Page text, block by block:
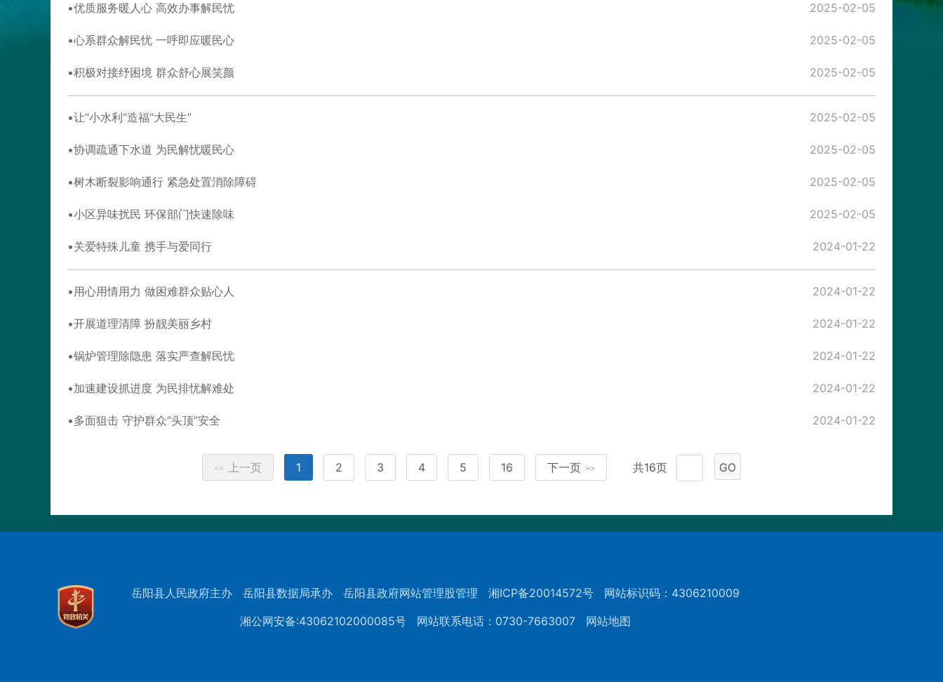
优质服务暖人心 高效办事解民忧 2025-02-05
心系群众解民忧 一呼即应暖民心 2025-02-05
积极对接纾困境 群众舒心展笑颜 2025-02-05
让“小水利”造福“大民生” 2025-02-05
协调疏通下水道 为民解忧暖民心 2025-02-05
树木断裂影响通行 紧急处置消除障碍 2025-02-05
小区异味扰民 环保部门快速除味 2025-02-05
关爱特殊儿童 携手与爱同行 2024-01-22
用心用情用力 做困难群众贴心人 2024-01-22
开展道理清障 扮靓美丽乡村 2024-01-22
锅炉管理除隐患 落实严查解民忧 2024-01-22
加速建设抓进度 为民排忧解难处 2024-01-22
多面狙击 守护群众“头顶”安全 2024-01-22
<< 上一页 1 2 3 4 5 16 下一页 >> 共16页 GO
岳阳县人民政府主办 岳阳县数据局承办 岳阳县政府网站管理股管理 湘ICP备20014572号
网站标识码：4306210009
湘公网安备:43062102000085号
网站联系电话：0730-7663007 网站地图